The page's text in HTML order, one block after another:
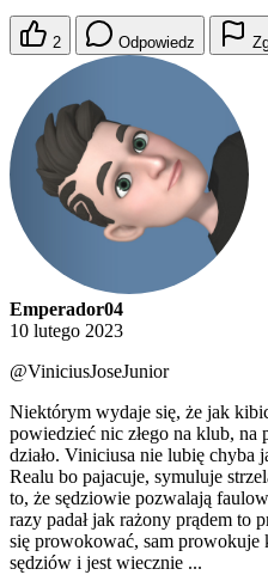
2 Odpowiedz
Emperador04
10 lutego 2023
@ViniciusJoseJunior
Niektórym wydaje się, że jak
powiedzieć nic złego na klub, na
działo. Viniciusa nie lubię chyba
Realu bo pajacuje, symuluje
to, że sędziowie pozwalają
razy padał jak rażony prądem to
się prowokować, sam prowokuje
sędziów i jest wiecznie ...